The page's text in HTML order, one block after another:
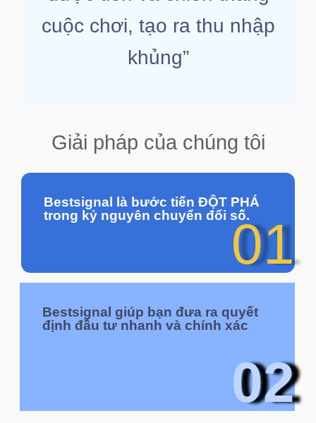
cuộc chơi, tạo ra thu nhập
khủng”
Giải pháp của chúng tôi
Bestsignal là bước tiến ĐỘT PHÁ
trong kỷ nguyên chuyển đổi số.01
Bestsignal giúp bạn đưa ra quyết
định đầu tư nhanh và chính xác
02